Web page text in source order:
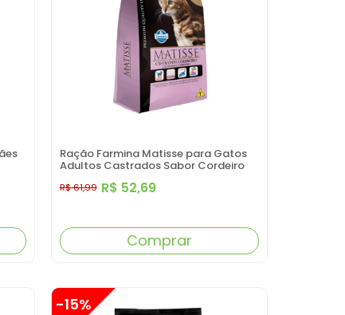
Ração Farmina Matisse para Gatos
Adultos Castrados Sabor Cordeiro
R$ 52,69
R$ 61,99
Comprar
-15%